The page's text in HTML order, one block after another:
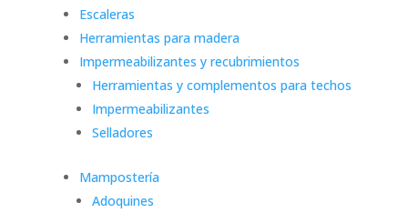
Escaleras
Herramientas para madera
Impermeabilizantes y recubrimientos
Herramientas y complementos para techos
Impermeabilizantes
Selladores
Mampostería
Adoquines